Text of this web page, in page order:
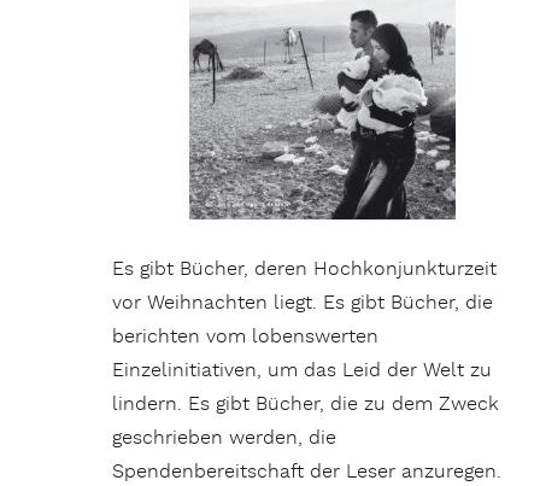
Es gibt Bücher, deren Hochkonjunkturzeit
vor Weihnachten liegt. Es gibt Bücher, die
berichten vom lobenswerten
Einzelinitiativen, um das Leid der Welt zu
lindern. Es gibt Bücher, die zu dem Zweck
geschrieben werden, die
Spendenbereitschaft der Leser anzuregen.